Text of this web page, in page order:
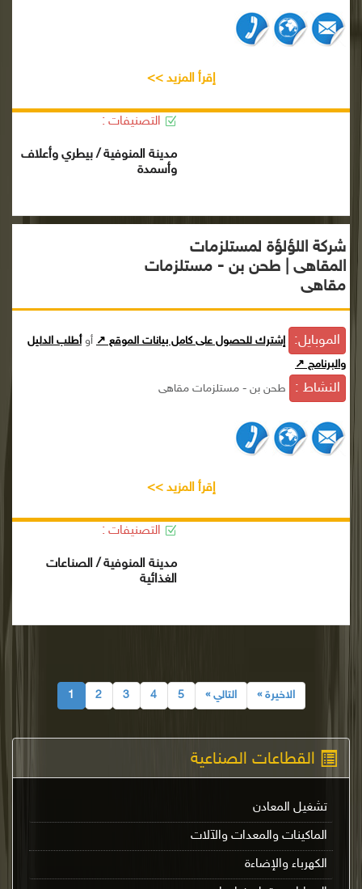
القطاعات الصناعية
تشغيل المعادن
الماكينات والمعدات والآلات
الكهرباء والإضاءة
إقرأ المزيد >>
التصنيفات :
مدينة المنوفية / بيطري وأعلاف
وأسمدة
شركة اللؤلؤة لمستلزمات
المقاهى | طحن بن - مستلزمات
مقاهى
الموبايل: إشترك للحصول على كامل بيانات الموقع ↗ أوأطلب الدليل
والبرنامج ↗
النشاط : طحن بن - مستلزمات مقاهى
إقرأ المزيد >>
التصنيفات :
مدينة المنوفية / الصناعات
الغذائية
1 2 3 4 5 التالي » الاخيرة »